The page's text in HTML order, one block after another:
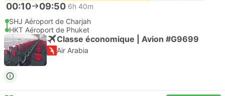
00:10 09:50 6h 40m
SHJ Aéroport de Charjah
HKT Aéroport de Phuket
Classe économique | Avion #G9699
Air Arabia